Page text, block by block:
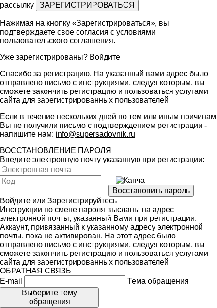
рассылку
Нажимая на кнопку «Зарегистрироваться», вы
подтверждаете свое согласия с условиями
пользовательского соглашения.
Уже зарегистрированы? Войдите
Спасибо за регистрацию. На указанный вами адрес было
отправлено письмо с инструкциями, следуя которым, вы
сможете закончить регистрацию и пользоваться услугами
сайта для зарегистрированных пользователей
Если в течение нескольких дней по тем или иным причинам
Вы не получили письмо с подтверждением регистрации -
напишите нам: info@supersadovnik.ru
ВОССТАНОВЛЕНИЕ ПАРОЛЯ
Введите электронную почту указанную при регистрации:
Войдите или Зарегистрируйтесь
Инструкции по смене пароля высланы на адрес
электронной почты, указанный Вами при регистрации.
Аккаунт, привязанный к указанному адресу электронной
почты, пока не активирован. На этот адрес было
отправлено письмо с инструкциями, следуя которым, вы
сможете закончить регистрацию и пользоваться услугами
сайта для зарегистрированных пользователей
ОБРАТНАЯ СВЯЗЬ
E-mail
Тема обращения
Выберите тему
обращения